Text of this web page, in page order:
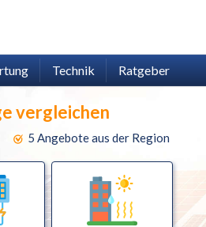
Technik Ratgeber
vergleichen
5 Angebote aus der Region